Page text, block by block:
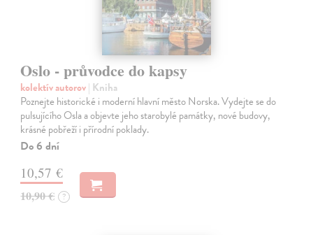
Oslo - průvodce do kapsy
kolektív autorov| Kniha
Poznejte historické i moderní hlavní město Norska. Vydejte se do
pulsujícího Osla a objevte jeho starobylé památky, nové budovy,
krásné pobřeží i přírodní poklady.
Do 6 dní
10,57 €
10,90 € ?